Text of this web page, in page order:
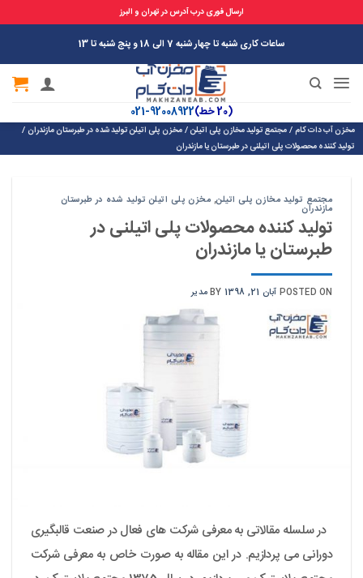
ارسال فوری درب آدرس در تهران و البرز
ساعات کاری شنبه تا چهار شنبه 7 الی 18 و پنج شنبه تا 13
(20 خط) 92008922-021
مخزن آب دات کام/مجتمع تولید مخازن پلی اتیلن/مخزن پلی اتیلن تولید شده در طبرستان مازندران/
تولید کننده محصولات پلی اتیلنی در طبرستان یا مازندران
مجتمع تولید مخازن پلی اتیلن,مخزن پلی اتیلن تولید شده در طبرستان
مازندران
تولید کننده محصولات پلی اتیلنی در
طبرستان یا مازندران
POSTED ONآبان 21, 1398 BY مدیر
در سلسله مقالاتی به معرفی شرکت های فعال در صنعت قالبگیری
دورانی می پردازیم. در این مقاله به صورت خاص به معرفی شرکت